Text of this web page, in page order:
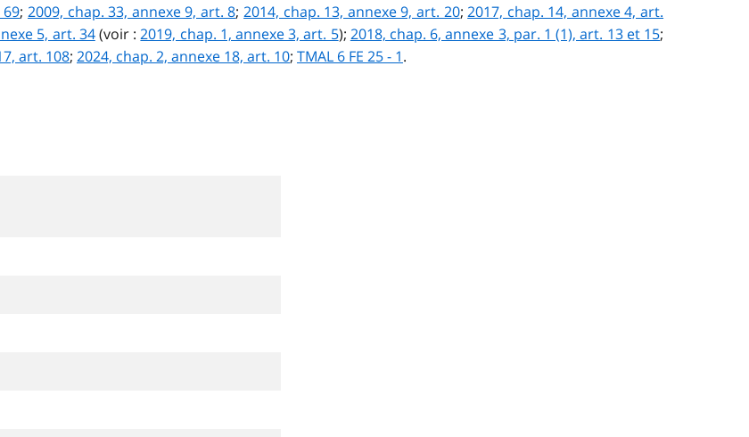
; 2009, chap. 33, annexe 9, art. 8;2014, chap. 13, annexe 9, art. 20;2017, chap. 14, annexe 4, art.
5, art. 34(voir :2019, chap. 1, annexe 3, art. 5); 2018, chap. 6, annexe 3, par. 1 (1), art. 13 et 15;
art. 108; 2024, chap. 2, annexe 18, art. 10; TMAL 6 FE 25 - 1.